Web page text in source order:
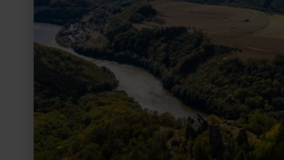
château
Falkenstein